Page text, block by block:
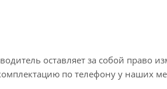
оставляет за собой право
по телефону у наших